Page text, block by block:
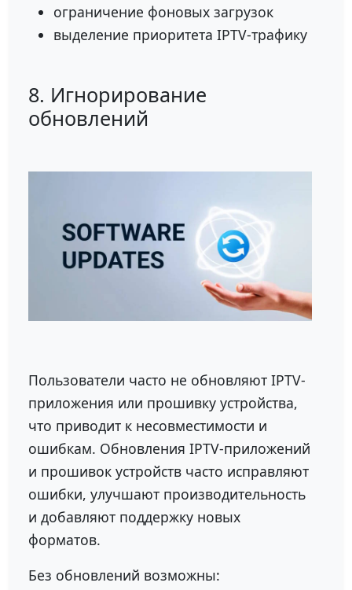
ограничение фоновых загрузок
выделение приоритета IPTV-трафику
8. Игнорирование
обновлений
Пользователи часто не обновляют IPTV-
приложения или прошивку устройства,
что приводит к несовместимости и
ошибкам. Обновления IPTV-приложений
и прошивок устройств часто исправляют
ошибки, улучшают производительность
и добавляют поддержку новых
форматов.
Без обновлений возможны: